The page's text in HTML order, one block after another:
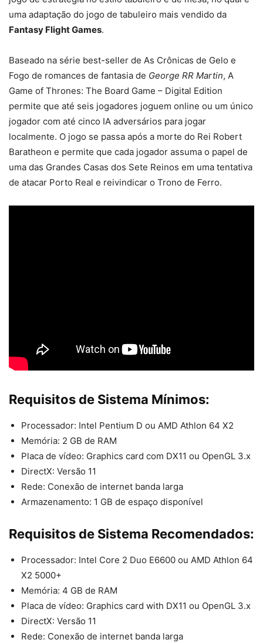
uma adaptação do jogo de tabuleiro mais vendido da
Fantasy Flight Games.
Baseado na série best-seller de As Crônicas de Gelo e
Fogo de romances de fantasia de George RR Martin, A
Game of Thrones: The Board Game – Digital Edition
permite que até seis jogadores joguem online ou um único
jogador com até cinco IA adversários para jogar
localmente. O jogo se passa após a morte do Rei Robert
Baratheon e permite que cada jogador assuma o papel de
uma das Grandes Casas dos Sete Reinos em uma tentativa
de atacar Porto Real e reivindicar o Trono de Ferro.
Requisitos de Sistema Mínimos:
Processador: Intel Pentium D ou AMD Athlon 64 X2
Memória: 2 GB de RAM
Placa de vídeo: Graphics card com DX11 ou OpenGL 3.x
DirectX: Versão 11
Rede: Conexão de internet banda larga
Armazenamento: 1 GB de espaço disponível
Requisitos de Sistema Recomendados:
Processador: Intel Core 2 Duo E6600 ou AMD Athlon 64
X2 5000+
Memória: 4 GB de RAM
Placa de vídeo: Graphics card with DX11 ou OpenGL 3.x
DirectX: Versão 11
Rede: Conexão de internet banda larga